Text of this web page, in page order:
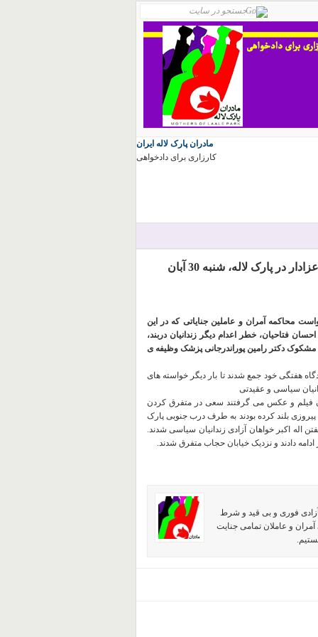
مادران پارک لاله ایران
کارزاری برای دادخواهی
گزارش بیست و دومین هفته گردهمایی مادران داغدار و عزادار در پارک لاله، شنبه 30 آبان
محاکمه آمران و عاملین جنایاتی که در این
فتاحیان، خطر اعدام دیگر زندانیان دربند،
مشکوک دکتر رامین پوراندرجانی پزشک وظیفه ی
پارک لاله میعادگاه هفتگی خود جمع شدند تا بار دیگر خواسته های
سیاسی و عقیدتی
فیلم و عکس می گرفتند سعی در متفرق کردن
بلند کرده بودند به طرف درب جنوبی پارک
اله اکبر خواهان آزادی زندانیان سیاسی شدند.
دادند و نزدیک خیابان حجاب متفرق شدند.
آزادی فوری و بی قید و شرط
و عاملان تمامی جنایت